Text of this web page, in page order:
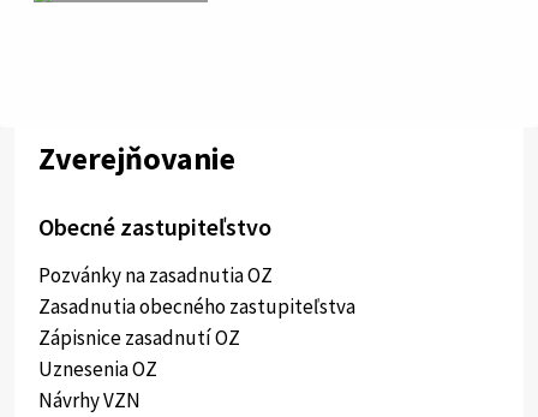
Zverejňovanie
Obecné zastupiteľstvo
Pozvánky na zasadnutia OZ
Zasadnutia obecného zastupiteľstva
Zápisnice zasadnutí OZ
Uznesenia OZ
Návrhy VZN